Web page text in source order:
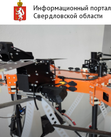
Информационный портал
Свердловской области